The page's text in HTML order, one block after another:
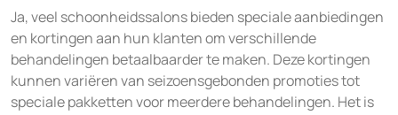
Ja, veel schoonheidssalons bieden speciale aanbiedingen
en kortingen aan hun klanten om verschillende
behandelingen betaalbaarder te maken. Deze kortingen
kunnen variëren van seizoensgebonden promoties tot
speciale pakketten voor meerdere behandelingen. Het is